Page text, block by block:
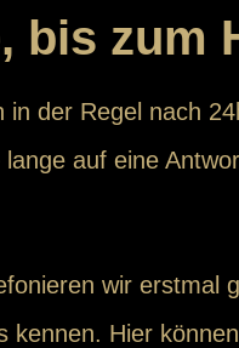
bis zum
in der Regel nach
auf eine
wir erstmal
Hier